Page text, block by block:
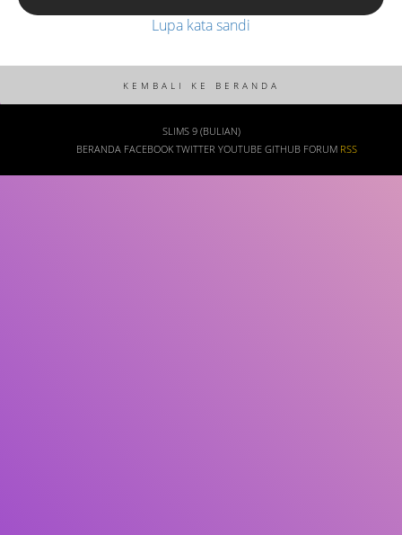
Lupa kata sandi
SLIMS 9 (BULIAN)
BERANDA FACEBOOK TWITTER YOUTUBE GITHUB FORUM RSS